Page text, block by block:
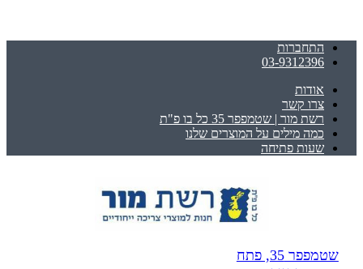
התחברות
03-9312396
אודות
צרו קשר
רשת מור | שטמפפר 35 כל בו פ"ת
כמה מילים על המוצרים שלנו
שעות פתיחה
שטמפפר 35, פתח